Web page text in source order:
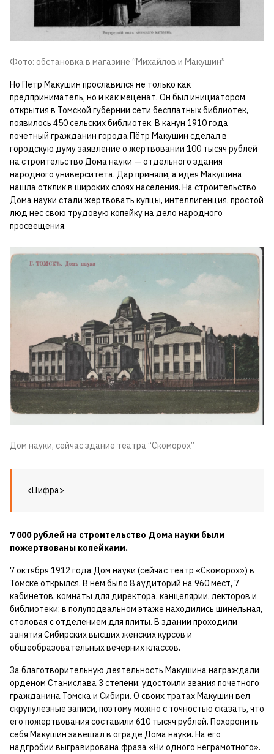
Фото: обстановка в магазине “Михайлов и Макушин”
Но Пётр Макушин прославился не только как
предприниматель, но и как меценат. Он был инициатором
открытия в Томской губернии сети бесплатных библиотек,
появилось 450 сельских библиотек. В канун 1910 года
почетный гражданин города Пётр Макушин сделал в
городскую думу заявление о жертвовании 100 тысяч рублей
на строительство Дома науки — отдельного здания
народного университета. Дар приняли, а идея Макушина
нашла отклик в широких слоях населения. На строительство
Дома науки стали жертвовать купцы, интеллигенция, простой
люд нес свою трудовую копейку на дело народного
просвещения.
Дом науки, сейчас здание театра “Скоморох”
<Цифра>
7 000 рублей на строительство Дома науки были
пожертвованы копейками.
7 октября 1912 года Дом науки (сейчас театр «Скоморох») в
Томске открылся. В нем было 8 аудиторий на 960 мест, 7
кабинетов, комнаты для директора, канцелярии, лекторов и
библиотеки; в полуподвальном этаже находились шинельная,
столовая с отделением для плиты. В здании проходили
занятия Сибирских высших женских курсов и
общеобразовательных вечерних классов.
За благотворительную деятельность Макушина награждали
орденом Станислава 3 степени; удостоили звания почетного
гражданина Томска и Сибири. О своих тратах Макушин вел
скрупулезные записи, поэтому можно с точностью сказать, что
его пожертвования составили 610 тысяч рублей. Похоронить
себя Макушин завещал в ограде Дома науки. На его
надгробии выгравирована фраза «Ни одного неграмотного».